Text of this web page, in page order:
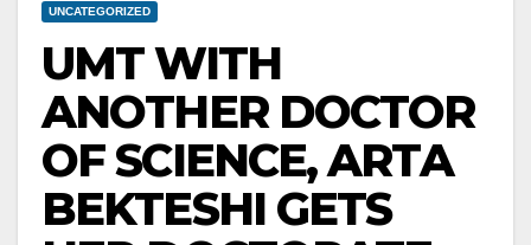
UNCATEGORIZED
UMT WITH
ANOTHER DOCTOR
OF SCIENCE, ARTA
BEKTESHI GETS